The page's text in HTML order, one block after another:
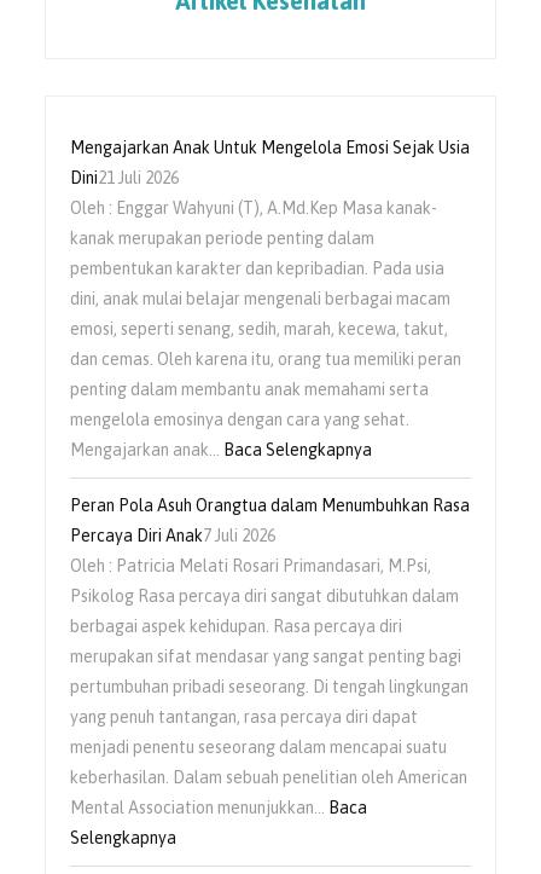
Mengajarkan Anak Untuk Mengelola Emosi Sejak Usia
Dini21 Juli 2026
Oleh : Enggar Wahyuni (T), A.Md.Kep Masa kanak-
kanak merupakan periode penting dalam
pembentukan karakter dan kepribadian. Pada usia
dini, anak mulai belajar mengenali berbagai macam
emosi, seperti senang, sedih, marah, kecewa, takut,
dan cemas. Oleh karena itu, orang tua memiliki peran
penting dalam membantu anak memahami serta
mengelola emosinya dengan cara yang sehat.
Mengajarkan anak…
Baca Selengkapnya
Peran Pola Asuh Orangtua dalam Menumbuhkan Rasa
Percaya Diri Anak7 Juli 2026
Oleh : Patricia Melati Rosari Primandasari, M.Psi,
Psikolog Rasa percaya diri sangat dibutuhkan dalam
berbagai aspek kehidupan. Rasa percaya diri
merupakan sifat mendasar yang sangat penting bagi
pertumbuhan pribadi seseorang. Di tengah lingkungan
yang penuh tantangan, rasa percaya diri dapat
menjadi penentu seseorang dalam mencapai suatu
keberhasilan. Dalam sebuah penelitian oleh American
Mental Association menunjukkan…
Baca
Selengkapnya